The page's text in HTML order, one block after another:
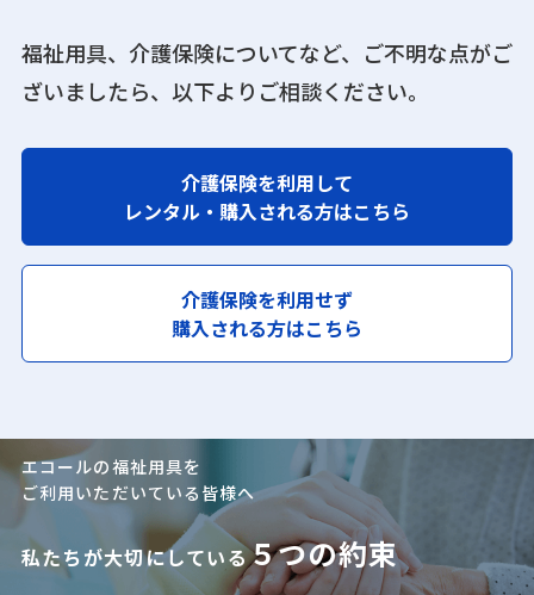
福祉用具、介護保険についてなど、ご不明な点がご
ざいましたら、 以下よりご相談ください。
介護保険を利用して
レンタル・購入される方はこちら
介護保険を利用せず
購入される方はこちら
エコールの福祉用具を
ご利用いただいている皆様へ
私たちが大切にしている５つの約束